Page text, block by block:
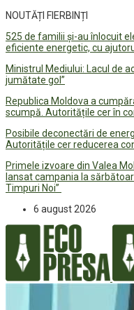
NOUTĂȚI FIERBINȚI
525 de familii și-au înlocuit
eficiente energetic, cu
Ministrul Mediului: Lacul de
jumătate gol”
Republica Moldova a
scumpă. Autoritățile cer în
Posibile deconectări de
Autoritățile cer reducerea
Primele izvoare din Valea
lansat campania la
Timpuri Noi”
6 august 2026